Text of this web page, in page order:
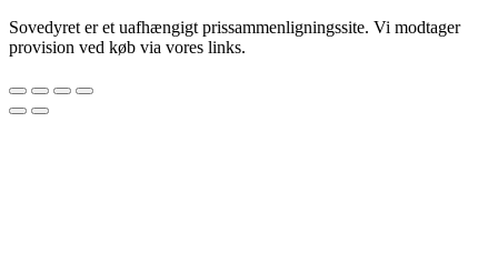
Sovedyret er et uafhængigt prissammenligningssite. Vi modtager
provision ved køb via vores links.